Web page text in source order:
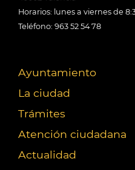
Horarios: lunes a viernes de
Teléfono: 963 52 54 78
Ayuntamiento
La ciudad
Trámites
Atención ciudadana
Actualidad